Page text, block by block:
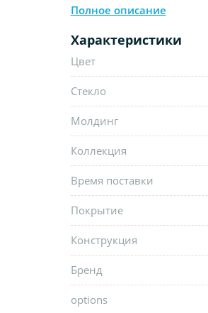
Полное описание
Характеристики
Цвет
Стекло
Молдинг
Коллекция
Время поставки
Покрытие
Конструкция
Бренд
options